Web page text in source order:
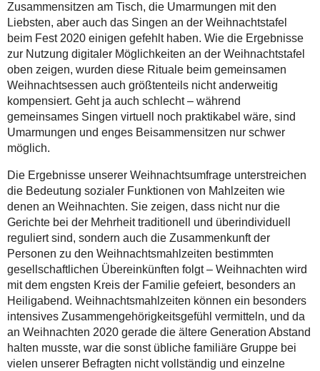
Zusammensitzen am Tisch, die Umarmungen mit den
Liebsten, aber auch das Singen an der Weihnachtstafel
beim Fest 2020 einigen gefehlt haben. Wie die Ergebnisse
zur Nutzung digitaler Möglichkeiten an der Weihnachtstafel
oben zeigen, wurden diese Rituale beim gemeinsamen
Weihnachtsessen auch größtenteils nicht anderweitig
kompensiert. Geht ja auch schlecht – während
gemeinsames Singen virtuell noch praktikabel wäre, sind
Umarmungen und enges Beisammensitzen nur schwer
möglich.
Die Ergebnisse unserer Weihnachtsumfrage unterstreichen
die Bedeutung sozialer Funktionen von Mahlzeiten wie
denen an Weihnachten. Sie zeigen, dass nicht nur die
Gerichte bei der Mehrheit traditionell und überindividuell
reguliert sind, sondern auch die Zusammenkunft der
Personen zu den Weihnachtsmahlzeiten bestimmten
gesellschaftlichen Übereinkünften folgt – Weihnachten wird
mit dem engsten Kreis der Familie gefeiert, besonders an
Heiligabend. Weihnachtsmahlzeiten können ein besonders
intensives Zusammengehörigkeitsgefühl vermitteln, und da
an Weihnachten 2020 gerade die ältere Generation Abstand
halten musste, war die sonst übliche familiäre Gruppe bei
vielen unserer Befragten nicht vollständig und einzelne